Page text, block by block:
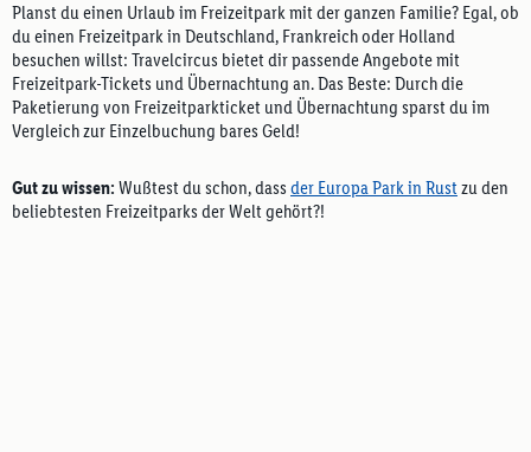
Planst du einen Urlaub im Freizeitpark mit der ganzen Familie? Egal, ob
du einen Freizeitpark in Deutschland, Frankreich oder Holland
besuchen willst: Travelcircus bietet dir passende Angebote mit
Freizeitpark-Tickets und Übernachtung an. Das Beste: Durch die
Paketierung von Freizeitparkticket und Übernachtung sparst du im
Vergleich zur Einzelbuchung bares Geld!
Gut zu wissen: Wußtest du schon, dass der Europa Park in Rust zu den
beliebtesten Freizeitparks der Welt gehört?!